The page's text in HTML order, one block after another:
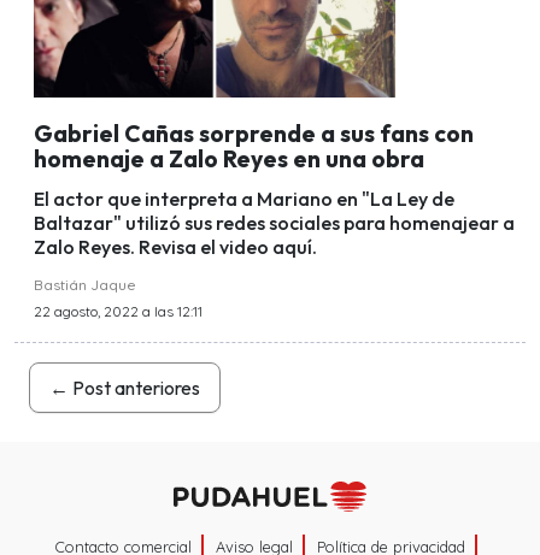
Gabriel Cañas sorprende a sus fans con
homenaje a Zalo Reyes en una obra
El actor que interpreta a Mariano en "La Ley de
Baltazar" utilizó sus redes sociales para homenajear a
Zalo Reyes. Revisa el video aquí.
Bastián Jaque
22 agosto, 2022 a las 12:11
← Post anteriores
Contacto comercial Aviso legal Política de privacidad